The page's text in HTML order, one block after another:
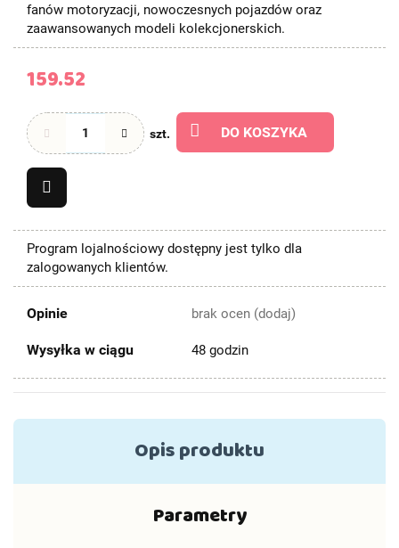
fanów motoryzacji, nowoczesnych pojazdów oraz
zaawansowanych modeli kolekcjonerskich.
159.52
szt. DO KOSZYKA
Program lojalnościowy dostępny jest tylko dla
zalogowanych klientów.
Opinie brak ocen (dodaj)
Wysyłka w ciągu 48 godzin
Opis produktu
Parametry